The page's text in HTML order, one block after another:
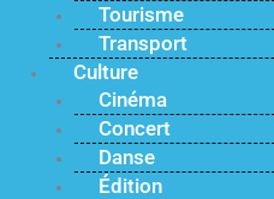
Tourisme
Transport
Culture
Cinéma
Concert
Danse
Édition